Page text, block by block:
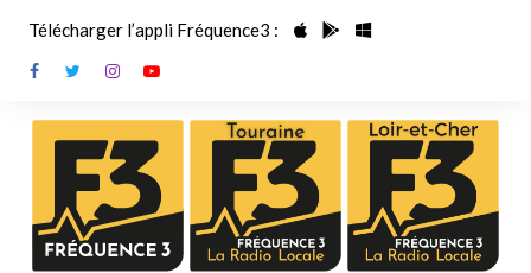
contenu
Télécharger l’appli Fréquence3 :